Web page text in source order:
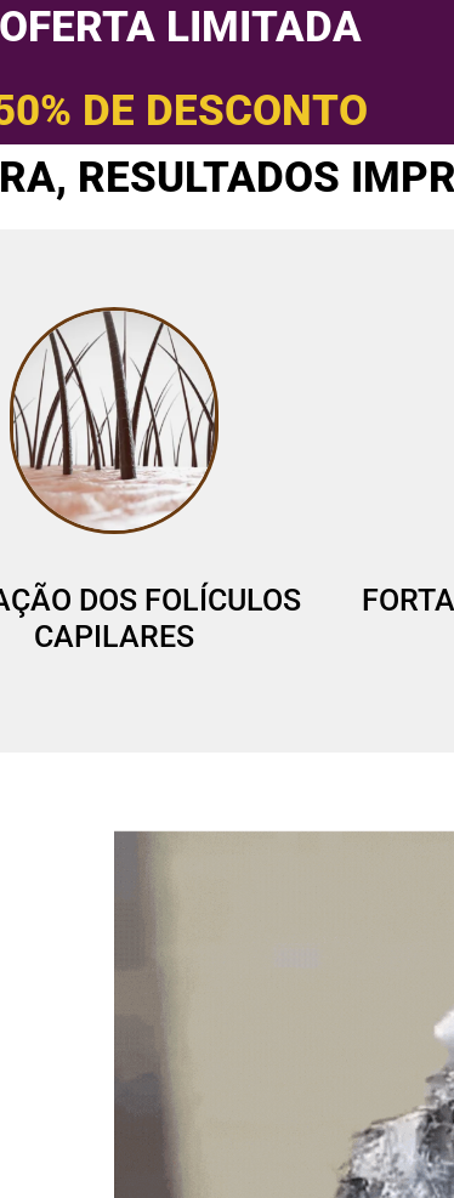
OFERTA LIMITADA
DE DESCONTO
RESULTADOS
DOS FOLÍCULOS
CAPILARES